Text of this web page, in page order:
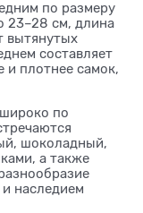
по размеру
23–28 см, длина
вытянутых
составляет
и плотнее самок,
по
шоколадный,
а также
наследием